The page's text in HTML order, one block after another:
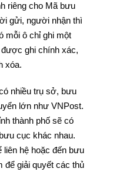
riêng cho Mã bưu
gửi, người nhận thì
mỗi ô chỉ ghi một
ghi chính xác,
xóa.
nhiều trụ sở, bưu
lớn như VNPost.
thành phố sẽ có
cục khác nhau.
hệ hoặc đến bưu
để giải quyết các thủ